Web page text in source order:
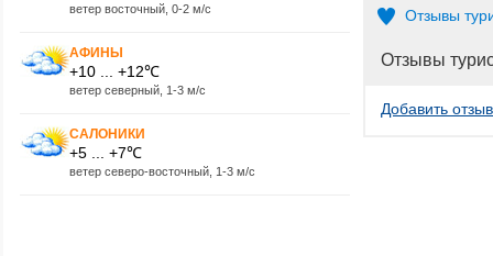
ветер восточный, 0-2 м/с
АФИНЫ
+10 ... +12℃
ветер северный, 1-3 м/с
САЛОНИКИ
+5 ... +7℃
ветер северо-восточный, 1-3 м/с
Отзывы
Отзывы
Добавить отзыв